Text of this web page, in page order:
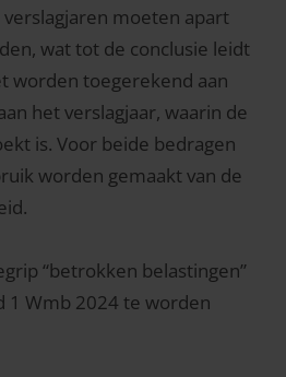
verslagjaren moeten apart
wat tot de conclusie leidt
worden toegerekend aan
het verslagjaar, waarin de
is. Voor beide bedragen
worden gemaakt van de
“betrokken belastingen”
1 Wmb 2024 te worden